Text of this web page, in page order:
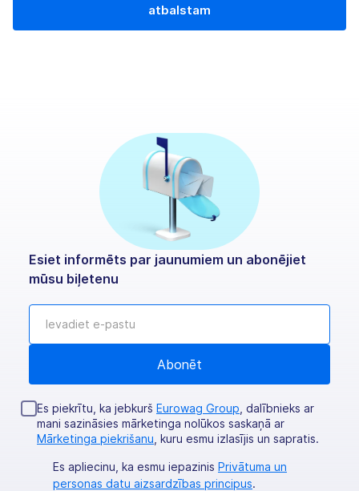
atbalstam
Esiet informēts par jaunumiem un abonējiet
mūsu biļetenu
Es piekrītu, ka jebkurš Eurowag Group , dalībnieks ar
mani sazināsies mārketinga nolūkos saskaņā ar
Mārketinga piekrišanu , kuru esmu izlasījis un sapratis.
Es apliecinu, ka esmu iepazinis Privātuma un
personas datu aizsardzības principus.